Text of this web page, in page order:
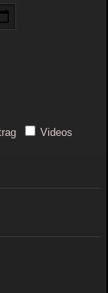
Videos